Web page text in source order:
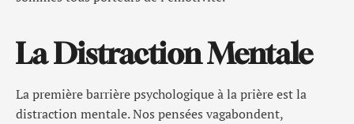
La Distraction Mentale
La première barrière psychologique à la prière est la
distraction mentale. Nos pensées vagabondent,